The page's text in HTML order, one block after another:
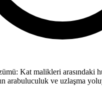
Kat malikleri arasındaki
arabuluculuk ve uzlaşma